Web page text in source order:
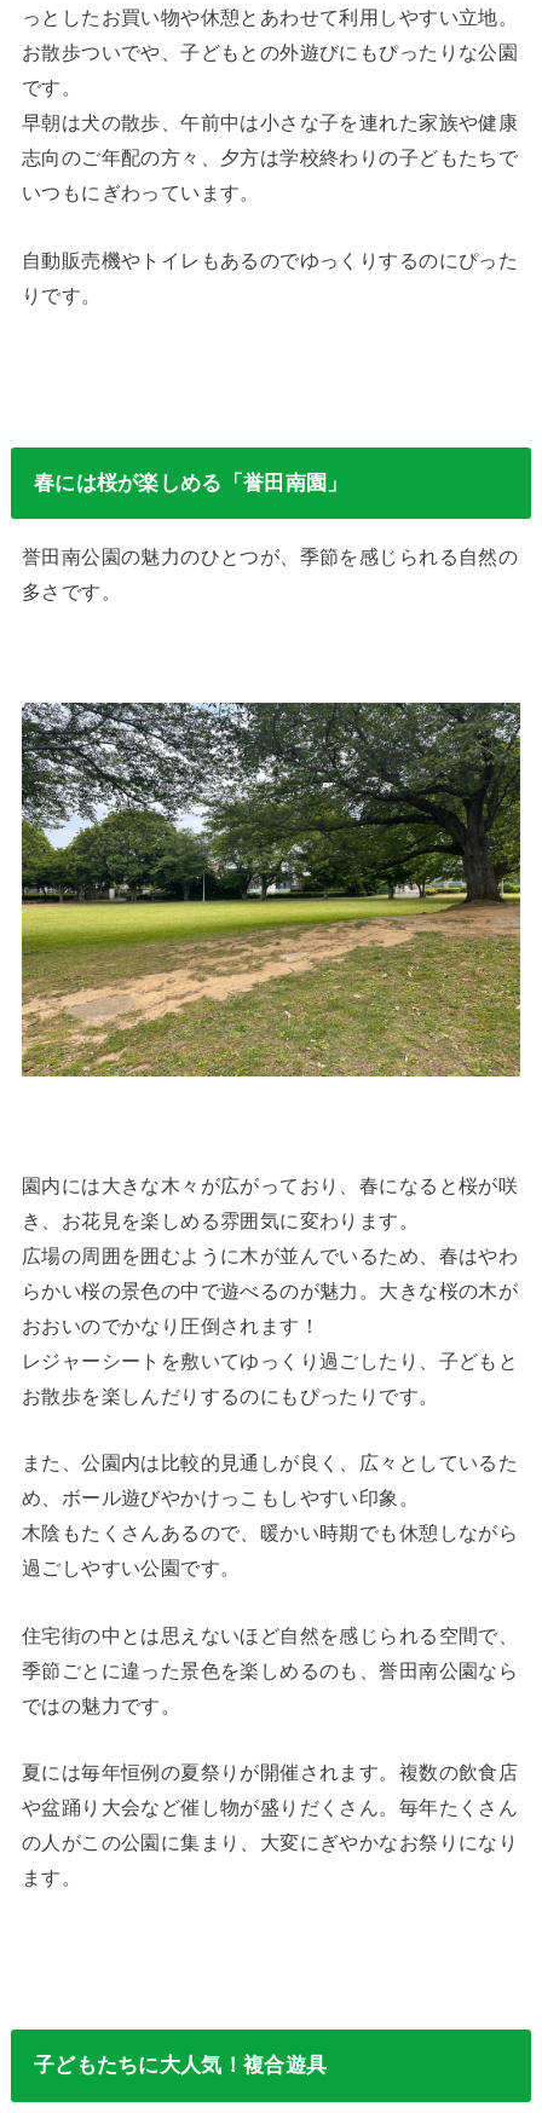
っとしたお買い物や休憩とあわせて利用しやすい立地。
お散歩ついでや、子どもとの外遊びにもぴったりな公園
です。
早朝は犬の散歩、午前中は小さな子を連れた家族や健康
志向のご年配の方々、夕方は学校終わりの子どもたちで
いつもにぎわっています。
自動販売機やトイレもあるのでゆっくりするのにぴった
りです。
春には桜が楽しめる「誉田南園」
誉田南公園の魅力のひとつが、季節を感じられる自然の
多さです。
園内には大きな木々が広がっており、春になると桜が咲
き、お花見を楽しめる雰囲気に変わります。
広場の周囲を囲むように木が並んでいるため、春はやわ
らかい桜の景色の中で遊べるのが魅力。大きな桜の木が
おおいのでかなり圧倒されます！
レジャーシートを敷いてゆっくり過ごしたり、子どもと
お散歩を楽しんだりするのにもぴったりです。
また、公園内は比較的見通しが良く、広々としているた
め、ボール遊びやかけっこもしやすい印象。
木陰もたくさんあるので、暖かい時期でも休憩しながら
過ごしやすい公園です。
住宅街の中とは思えないほど自然を感じられる空間で、
季節ごとに違った景色を楽しめるのも、誉田南公園なら
ではの魅力です。
夏には毎年恒例の夏祭りが開催されます。複数の飲食店
や盆踊り大会など催し物が盛りだくさん。毎年たくさん
の人がこの公園に集まり、大変にぎやかなお祭りになり
ます。
子どもたちに大人気！複合遊具